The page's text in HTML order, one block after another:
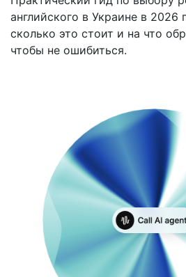
английского в Украине в 2026
сколько это стоит и на что
чтобы не ошибиться.